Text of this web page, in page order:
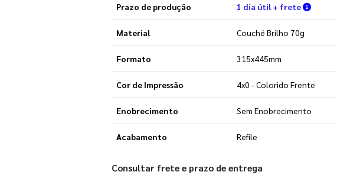
Prazo de produção 1 dia útil + frete
Material Couché Brilho 70g
Formato 315x445mm
Cor de Impressão 4x0 - Colorido Frente
Enobrecimento Sem Enobrecimento
Acabamento Refile
Consultar frete e prazo de entrega